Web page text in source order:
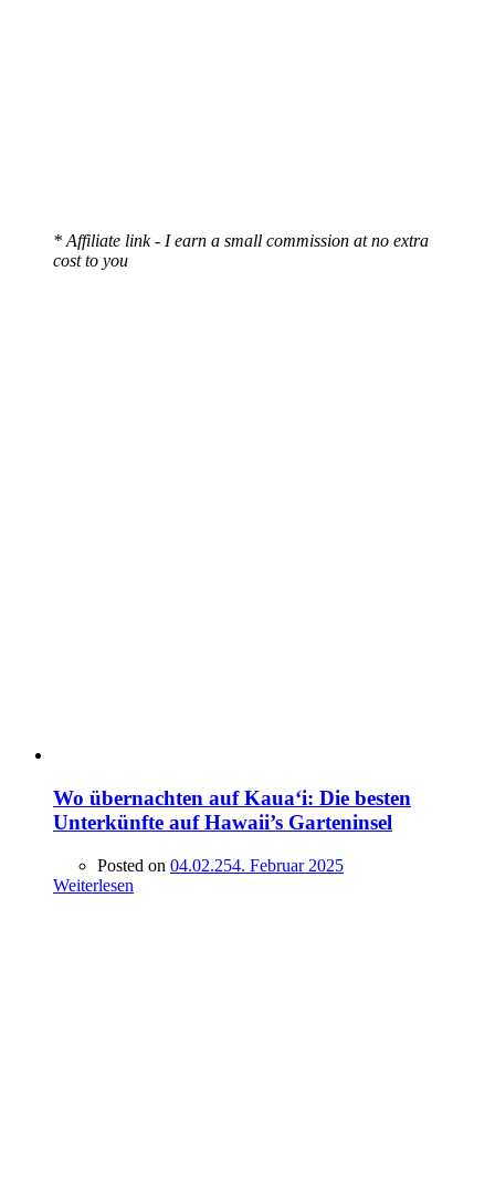
* Affiliate link - I earn a small commission at no extra
cost to you
Wo übernachten auf Kaua‘i: Die besten
Unterkünfte auf Hawaii’s Garteninsel
Posted on 04.02.254. Februar 2025
Weiterlesen